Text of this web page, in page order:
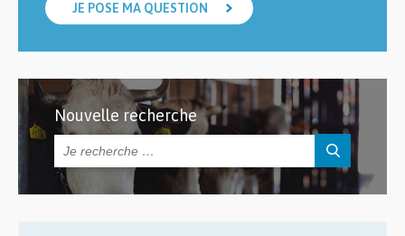
JE POSE MA QUESTION
Nouvelle recherche